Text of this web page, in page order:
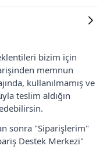
bizim için
memnun
kullanılmamış ve
teslim aldığın
sonra "Siparişlerim"
Destek Merkezi"